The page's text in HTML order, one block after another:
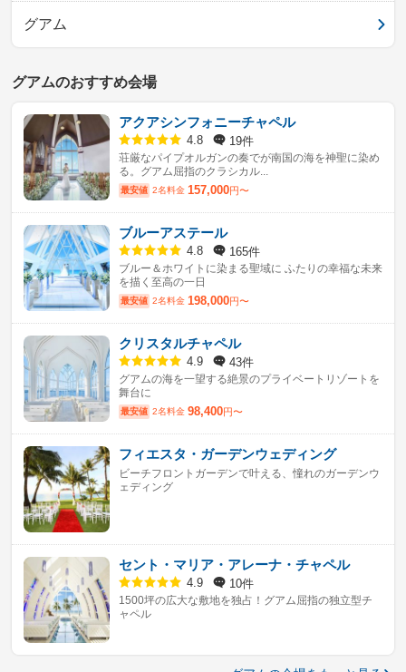
グアム
グアムのおすすめ会場
アクアシンフォニーチャペル
4.8 19件
荘厳なパイプオルガンの奏でが南国の海を神聖に染め
る。グアム屈指のクラシカル...
最安値 2名料金 157,000円〜
ブルーアステール
4.8 165件
ブルー＆ホワイトに染まる聖域に ふたりの幸福な未来
を描く至高の一日
最安値 2名料金 198,000円〜
クリスタルチャペル
4.9 43件
グアムの海を一望する絶景のプライベートリゾートを
舞台に
最安値 2名料金 98,400円〜
フィエスタ・ガーデンウェディング
ビーチフロントガーデンで叶える、憧れのガーデンウ
ェディング
セント・マリア・アレーナ・チャペル
4.9 10件
1500坪の広大な敷地を独占！グアム屈指の独立型チ
ャペル